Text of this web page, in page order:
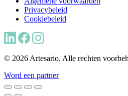
Privacybeleid
Cookiebeleid
© 2026 Artesario. Alle rechten
Word een partner